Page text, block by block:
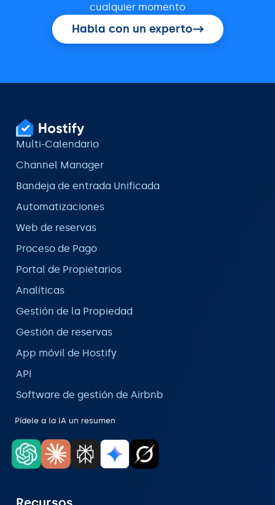
cualquier momento
Habla con un experto
Multi-Calendario
Channel Manager
Bandeja de entrada Unificada
Automatizaciones
Web de reservas
Proceso de Pago
Portal de Propietarios
Analíticas
Gestión de la Propiedad
Gestión de reservas
App móvil de Hostify
API
Software de gestión de Airbnb
Pídele a la IA un resumen